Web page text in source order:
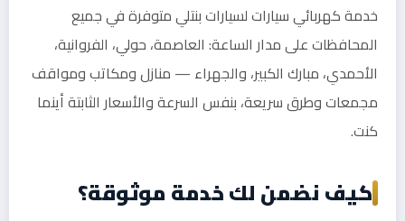
خدمة كهربائي سيارات لسيارات بنتلي متوفرة في جميع
المحافظات على مدار الساعة: العاصمة، حولي، الفروانية،
الأحمدي، مبارك الكبير، والجهراء — منازل ومكاتب ومواقف
مجمعات وطرق سريعة، بنفس السرعة والأسعار الثابتة أينما
كنت.
كيف نضمن لك خدمة موثوقة؟